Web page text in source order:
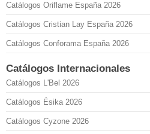
Catálogos Oriflame España 2026
Catálogos Cristian Lay España 2026
Catálogos Conforama España 2026
Catálogos Internacionales
Catálogos L'Bel 2026
Catálogos Ésika 2026
Catálogos Cyzone 2026